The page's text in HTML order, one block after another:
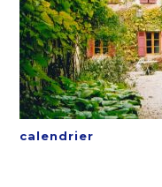
calendrier